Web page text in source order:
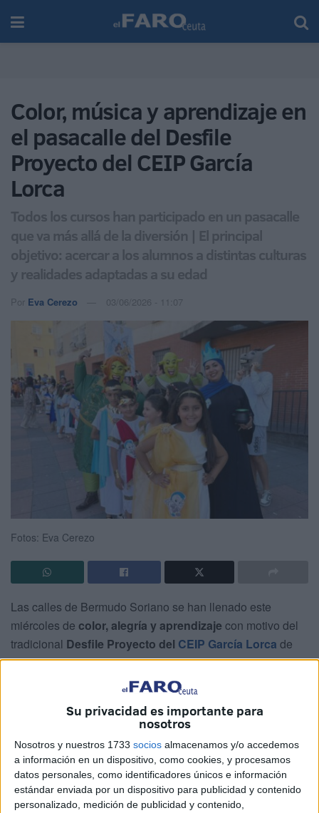
Su privacidad es importante para
nosotros
Nosotros y nuestros 1733 socios almacenamos y/o accedemos
a información en un dispositivo, como cookies, y procesamos
datos personales, como identificadores únicos e información
estándar enviada por un dispositivo para publicidad y contenido
personalizado, medición de publicidad y contenido,
Color, música y aprendizaje en
el pasacalle del Desfile
Proyecto del CEIP García
Lorca
Todos los cursos han participado en un pasacalle
que va más allá de la diversión | El principal
objetivo: acercar a los alumnos a distintas culturas
y realidades adaptadas a su edad
Por Eva Cerezo 03/06/2026 - 11:07
Fotos: Eva Cerezo
Las calles de Bermudo Soriano se han llenado este
miércoles de color, alegría y aprendizaje con motivo del
tradicional Desfile Proyecto del CEIP García Lorca de
Ceuta, una actividad que pone el broche final al trabajo
desarrollado por el alumnado durante todo el curso escolar
a través de diferentes proyectos educativos.
Decenas de familias han acompañado a los
alumnosque han participado en este divertido pasacalle,
convirtiendo la jornada en una auténtica fiesta educativa
en la que el aprendizaje ha salido de las aulas para
recorrer las inmediaciones del centro.